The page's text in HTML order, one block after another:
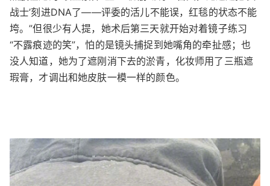
战士’刻进DNA了——评委的活儿不能误，红毯的状态不能
垮。”但很少有人提，她术后第三天就开始对着镜子练习
“不露痕迹的笑”，怕的是镜头捕捉到她嘴角的牵扯感；也
没人知道，她为了遮刚消下去的淤青，化妆师用了三瓶遮
瑕膏，才调出和她皮肤一模一样的颜色。